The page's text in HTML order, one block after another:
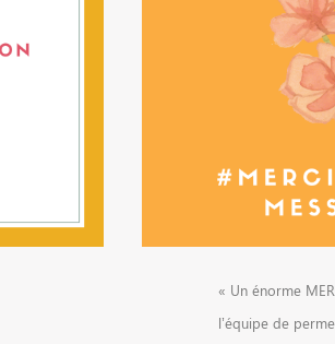
« Un énorme
l’équipe de